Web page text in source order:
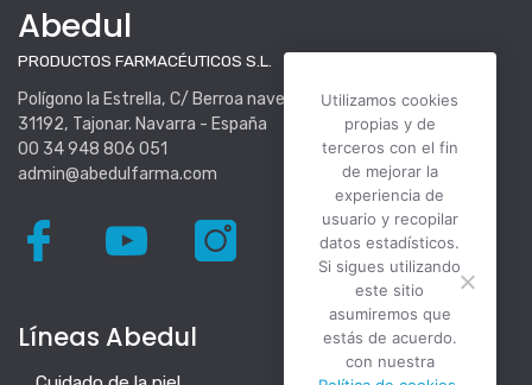
Abedul
PRODUCTOS FARMACÉUTICOS S.L.
Polígono la Estrella, C/ Berroa nave 16.
31192, Tajonar. Navarra - España
00 34 948 806 051
admin@abedulfarma.com
Líneas Abedul
Utilizamos cookies
propias y de
terceros con el fin
de mejorar la
experiencia de
usuario y recopilar
datos estadísticos.
Si sigues utilizando
este sitio
asumiremos que
estás de acuerdo.
con nuestra